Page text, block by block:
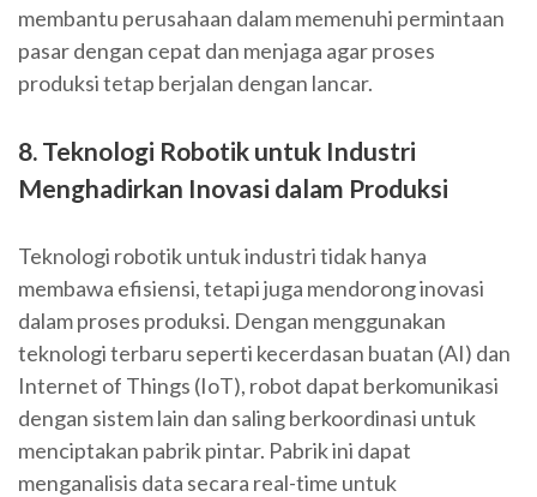
membantu perusahaan dalam memenuhi permintaan
pasar dengan cepat dan menjaga agar proses
produksi tetap berjalan dengan lancar.
8. Teknologi Robotik untuk Industri
Menghadirkan Inovasi dalam Produksi
Teknologi robotik untuk industri tidak hanya
membawa efisiensi, tetapi juga mendorong inovasi
dalam proses produksi. Dengan menggunakan
teknologi terbaru seperti kecerdasan buatan (AI) dan
Internet of Things (IoT), robot dapat berkomunikasi
dengan sistem lain dan saling berkoordinasi untuk
menciptakan pabrik pintar. Pabrik ini dapat
menganalisis data secara real-time untuk